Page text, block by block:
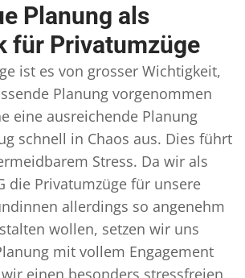
Planung als
für Privatumzüge
ist es von grosser Wichtigkeit,
Planung vorgenommen
eine ausreichende Planung
schnell in Chaos aus. Dies führt
Stress. Da wir als
die Privatumzüge für unsere
allerdings so angenehm
wollen, setzen wir uns
mit vollem Engagement
einen besonders stressfreien